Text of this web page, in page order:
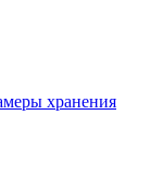
хранения